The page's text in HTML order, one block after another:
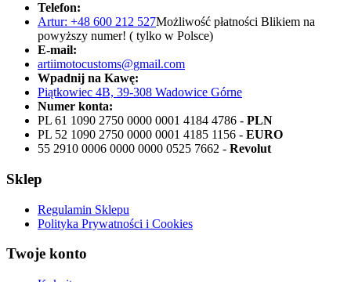
Telefon:
Artur: +48 600 212 527Możliwość płatności Blikiem na
powyższy numer! ( tylko w Polsce)
E-mail:
artiimotocustoms@gmail.com
Wpadnij na Kawę:
Piątkowiec 4B, 39-308 Wadowice Górne
Numer konta:
PL 61 1090 2750 0000 0001 4184 4786 - PLN
PL 52 1090 2750 0000 0001 4185 1156 - EURO
55 2910 0006 0000 0000 0525 7662 - Revolut
Sklep
Regulamin Sklepu
Polityka Prywatności i Cookies
Twoje konto